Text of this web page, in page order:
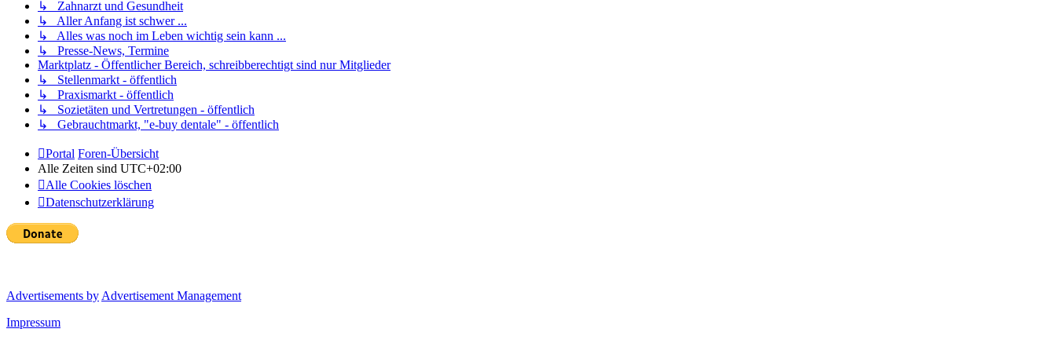
↳ Zahnarzt und Gesundheit
↳ Aller Anfang ist schwer ...
↳ Alles was noch im Leben wichtig sein kann ...
↳ Presse-News, Termine
Marktplatz - Öffentlicher Bereich, schreibberechtigt sind nur Mitglieder
↳ Stellenmarkt - öffentlich
↳ Praxismarkt - öffentlich
↳ Sozietäten und Vertretungen - öffentlich
↳ Gebrauchtmarkt, "e-buy dentale" - öffentlich
Portal Foren-Übersicht
Alle Zeiten sind UTC+02:00
Alle Cookies löschen
Datenschutzerklärung
Advertisements by Advertisement Management
Impressum